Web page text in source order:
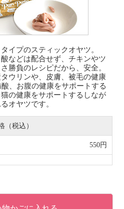
イプのスティックオヤツ。
などは配合せず、チキンやツ
勝負のレシピだから、安全。
ウリンや、皮膚、被毛の健康
、お腹の健康をサポートする
の健康をサポートするしなが
オヤツです。
（税込）
550円